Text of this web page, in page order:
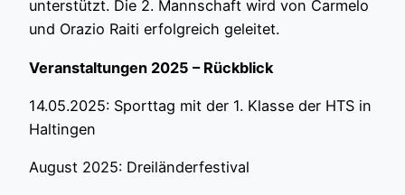
unterstützt. Die 2. Mannschaft wird von Carmelo
und Orazio Raiti erfolgreich geleitet.
Veranstaltungen 2025 – Rückblick
14.05.2025: Sporttag mit der 1. Klasse der HTS in
Haltingen
August 2025: Dreiländerfestival